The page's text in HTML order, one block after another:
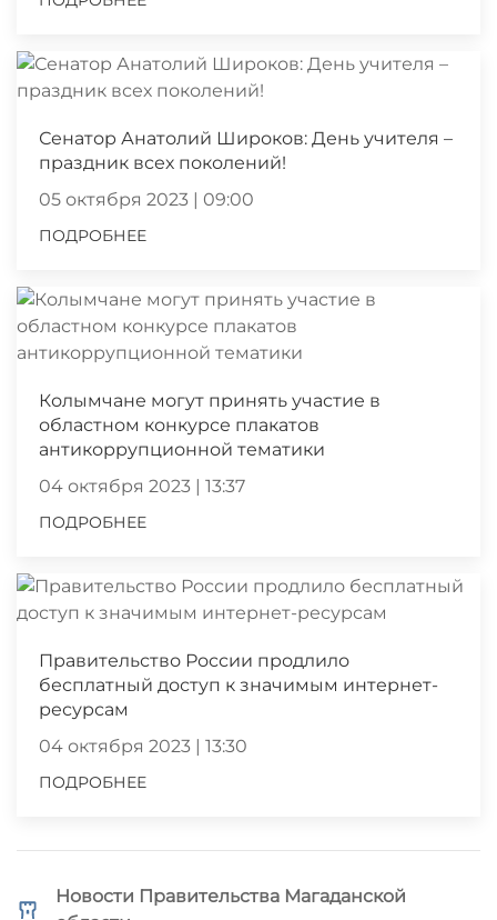
Сенатор Анатолий Широков: День учителя –
праздник всех поколений!
05 октября 2023 | 09:00
ПОДРОБНЕЕ
Колымчане могут принять участие в
областном конкурсе плакатов
антикоррупционной тематики
04 октября 2023 | 13:37
ПОДРОБНЕЕ
Правительство России продлило
бесплатный доступ к значимым интернет-
ресурсам
04 октября 2023 | 13:30
ПОДРОБНЕЕ
Новости Правительства Магаданской